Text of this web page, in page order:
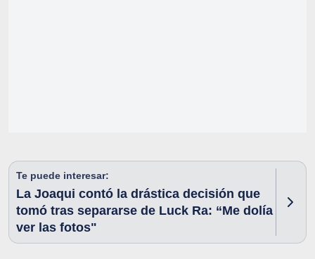
Te puede interesar:
La Joaqui contó la drástica decisión que
tomó tras separarse de Luck Ra: “Me dolía
ver las fotos"